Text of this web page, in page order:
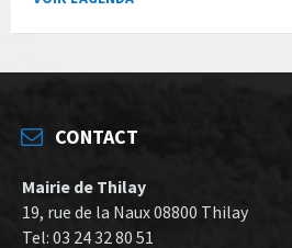
CONTACT
Mairie de Thilay
19, rue de la Naux 08800 Thilay
Tel: 03 24 32 80 51